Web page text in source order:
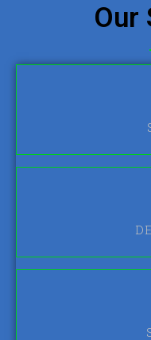
Our